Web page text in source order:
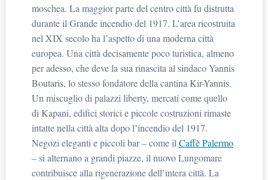
moschea. La maggior parte del centro città fu distrutta
durante il Grande incendio del 1917. L’area ricostruita
nel XIX secolo ha l’aspetto di una moderna città
europea. Una città decisamente poco turistica, almeno
per adesso, che deve la sua rinascita al sindaco Yannis
Boutaris, lo stesso fondatore della cantina Kir-Yannis.
Un miscuglio di palazzi liberty, mercati come quello
di Kapani, edifici storici e piccole costruzioni rimaste
intatte nella città alta dopo l’incendio del 1917.
Negozi eleganti e piccoli bar – come il Caffè Palermo
– si alternano a grandi piazze, il nuovo Lungomare
contribuisce alla rigenerazione dell’intera città. La